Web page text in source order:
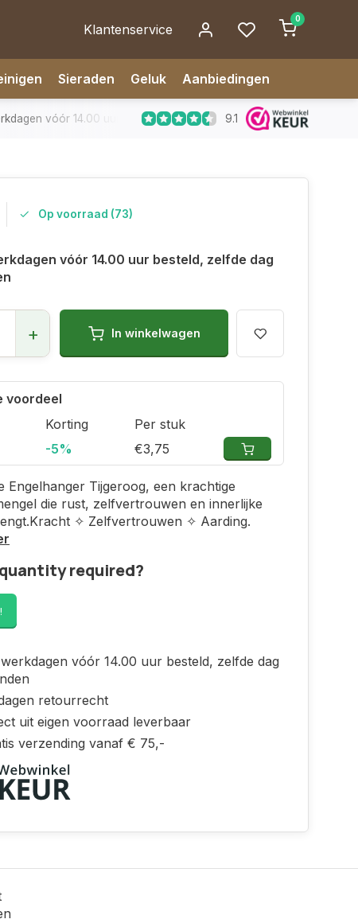
Klantenservice
0
Sieraden Geluk Aanbiedingen
vóór 14.00 uur besteld, zelfde dag verzonden
9.1
Op voorraad (73)
vóór 14.00 uur besteld, zelfde dag
+ In winkelwagen
voordeel
Korting
Per stuk
-5% €3,75
Engelhanger Tijgeroog, een krachtige
die rust, zelfvertrouwen en innerlijke
✧ Zelfvertrouwen ✧ Aarding.
required?
werkdagen vóór 14.00 uur besteld, zelfde dag
retourrecht
uit eigen voorraad leverbaar
verzending vanaf € 75,-